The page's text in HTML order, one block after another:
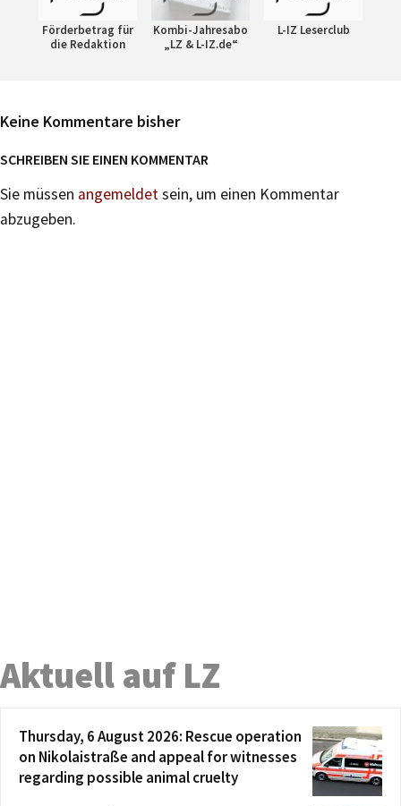
Förderbetrag für
die Redaktion
Kombi-Jahresabo
„LZ & L-IZ.de“
L-IZ Leserclub
Keine Kommentare bisher
SCHREIBEN SIE EINEN KOMMENTAR
Sie müssen angemeldetsein, um einen Kommentar
abzugeben.
Aktuell auf LZ
Thursday, 6 August 2026: Rescue operation
on Nikolaistraße and appeal for witnesses
regarding possible animal cruelty